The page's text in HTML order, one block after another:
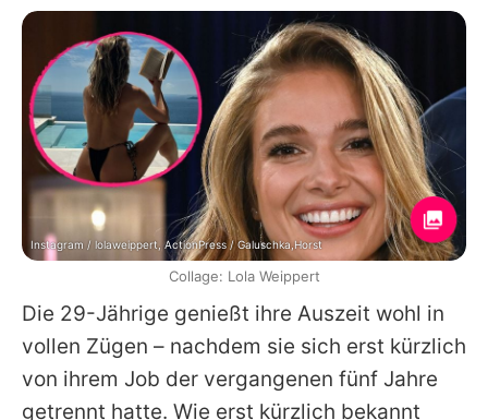
Die 29-Jährige genießt ihre Auszeit wohl in
vollen Zügen – nachdem sie sich erst kürzlich
von ihrem Job der vergangenen fünf Jahre
getrennt hatte. Wie erst kürzlich bekannt
Instagram / lolaweippert, ActionPress / Galuschka,Horst
Collage: Lola Weippert